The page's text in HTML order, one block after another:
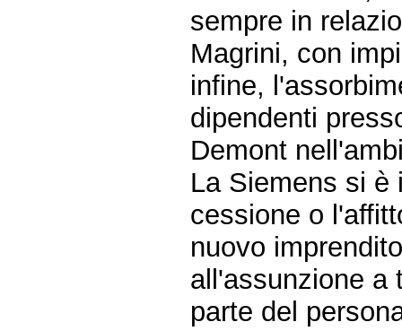
sempre in
Magrini, con
infine,
dipendenti
Demont
La Siemens si è
cessione o
nuovo
all'assunzione a
parte del